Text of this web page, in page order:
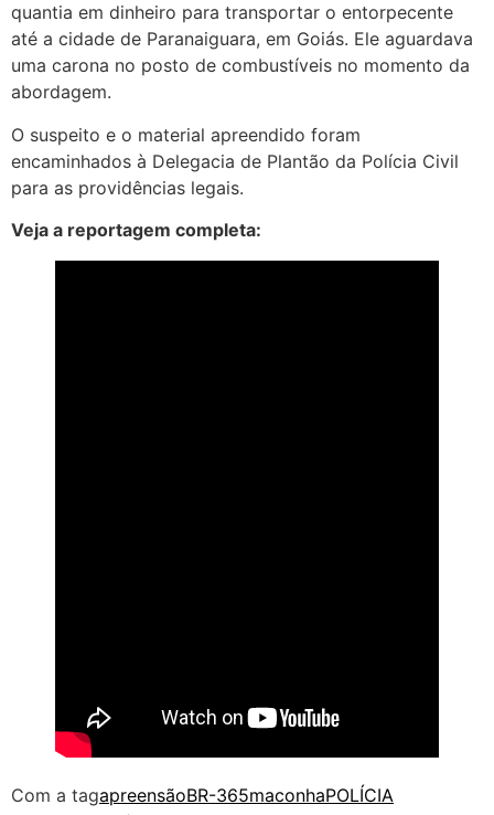
quantia em dinheiro para transportar o entorpecente
até a cidade de Paranaiguara, em Goiás. Ele aguardava
uma carona no posto de combustíveis no momento da
abordagem.
O suspeito e o material apreendido foram
encaminhados à Delegacia de Plantão da Polícia Civil
para as providências legais.
Veja a reportagem completa:
Com a tagapreensãoBR-365maconhaPOLÍCIA